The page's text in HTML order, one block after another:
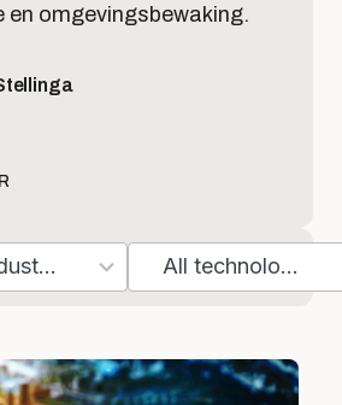
omgevingsbewaking.
All industries All technologies